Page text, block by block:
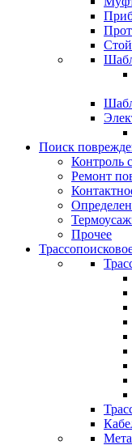
Поиск
Контроль
Ремонт
Прочее